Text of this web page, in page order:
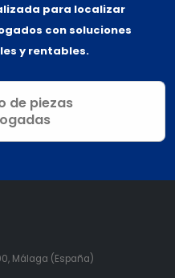
para localizar
con soluciones
y rentables.
de piezas
Málaga (España)